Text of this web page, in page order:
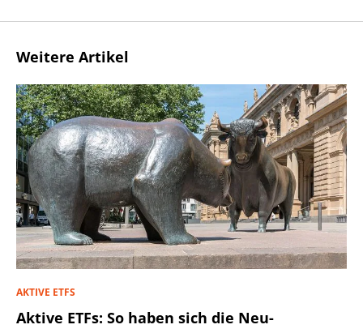
Weitere Artikel
AKTIVE ETFS
Aktive ETFs: So haben sich die Neu-